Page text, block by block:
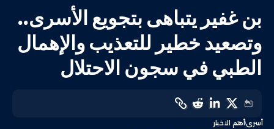
بن غفير يتباهى بتجويع الأسرى..
وتصعيد خطير للتعذيب والإهمال
الطبي في سجون الاحتلال
أسرىأهم الاخبار